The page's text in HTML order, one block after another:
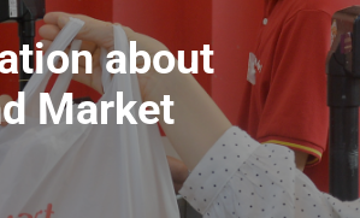
about
Market